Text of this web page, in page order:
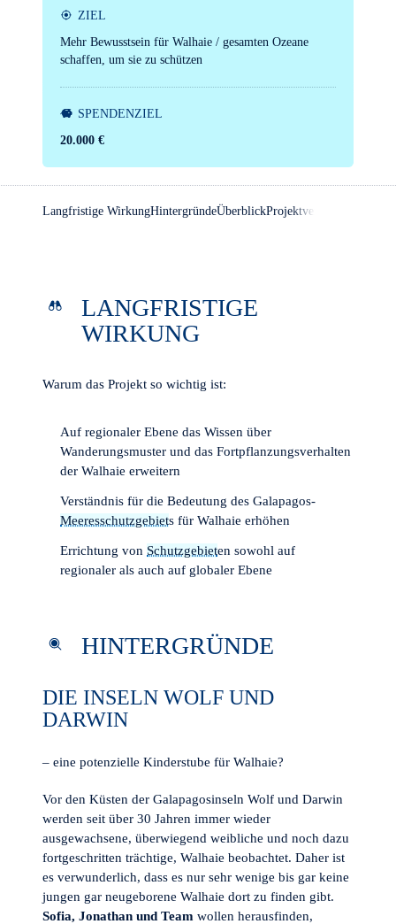
ZIEL
Mehr Bewusstsein für Walhaie / gesamten Ozeane
schaffen, um sie zu schützen
SPENDEN­ZIEL
20.000 €
Langfristige WirkungHintergründeÜberblickProjektverlauf
LANGFRISTIGE
WIRKUNG
Warum das Projekt so wichtig ist:
Auf regionaler Ebene das Wissen über
Wanderungsmuster und das Fortpflanzungsverhalten
der Walhaie erweitern
Verständnis für die Bedeutung des Galapagos-
Meeresschutzgebiets für Walhaie erhöhen
Errichtung von Schutzgebieten sowohl auf
regionaler als auch auf globaler Ebene
HINTERGRÜNDE
DIE INSELN WOLF UND
DARWIN
– eine potenzielle Kinderstube für Walhaie?
Vor den Küsten der Galapagosinseln Wolf und Darwin
werden seit über 30 Jahren immer wieder
ausgewachsene, überwiegend weibliche und noch dazu
fortgeschritten trächtige, Walhaie beobachtet. Daher ist
es verwunderlich, dass es nur sehr wenige bis gar keine
jungen gar neugeborene Walhaie dort zu finden gibt.
Sofia, Jonathan und Team wollen herausfinden,